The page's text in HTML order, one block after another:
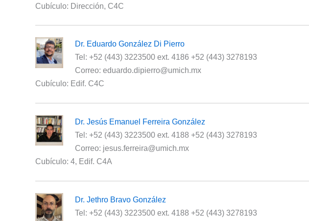
Cubículo: Dirección, C4C
Dr. Eduardo González Di Pierro
Tel: +52 (443) 3223500 ext. 4186 +52 (443) 3278193
Correo: eduardo.dipierro@umich.mx
Cubículo: Edif. C4C
Dr. Jesús Emanuel Ferreira González
Tel: +52 (443) 3223500 ext. 4188 +52 (443) 3278193
Correo: jesus.ferreira@umich.mx
Cubículo: 4, Edif. C4A
Dr. Jethro Bravo González
Tel: +52 (443) 3223500 ext. 4188 +52 (443) 3278193